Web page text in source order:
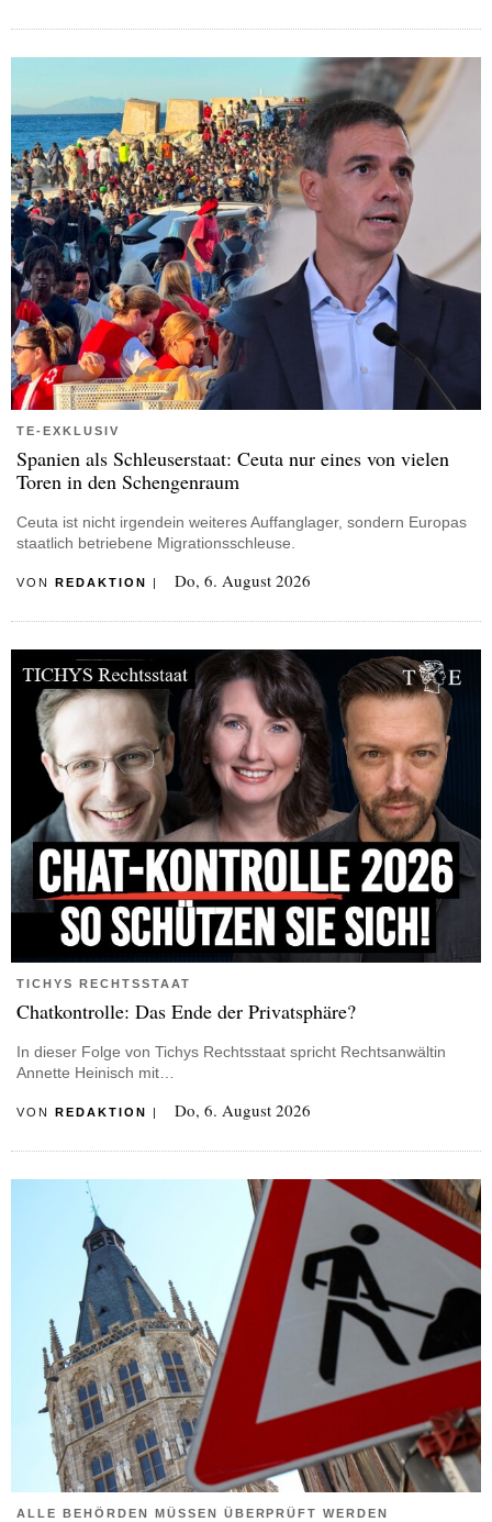
TE-EXKLUSIV
Spanien als Schleuserstaat: Ceuta nur eines von vielen
Toren in den Schengenraum
Ceuta ist nicht irgendein weiteres Auffanglager, sondern Europas
staatlich betriebene Migrationsschleuse.
VON REDAKTION | Do, 6. August 2026
TICHYS RECHTSSTAAT
Chatkontrolle: Das Ende der Privatsphäre?
In dieser Folge von Tichys Rechtsstaat spricht Rechtsanwältin
Annette Heinisch mit…
VON REDAKTION | Do, 6. August 2026
ALLE BEHÖRDEN MÜSSEN ÜBERPRÜFT WERDEN